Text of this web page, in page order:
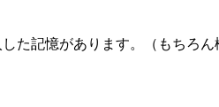
た記憶があります。（もちろ